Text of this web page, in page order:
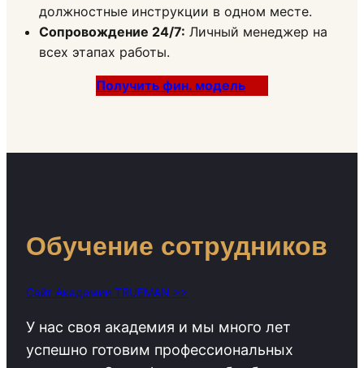
должностные инструкции в одном месте.
Сопровождение 24/7: Личный менеджер на
всех этапах работы.
Получить фин. модель
Обучение сотрудников
Сайт Академии TRUEMAN >>
У нас своя академия и мы много лет
успешно готовим профессиональных